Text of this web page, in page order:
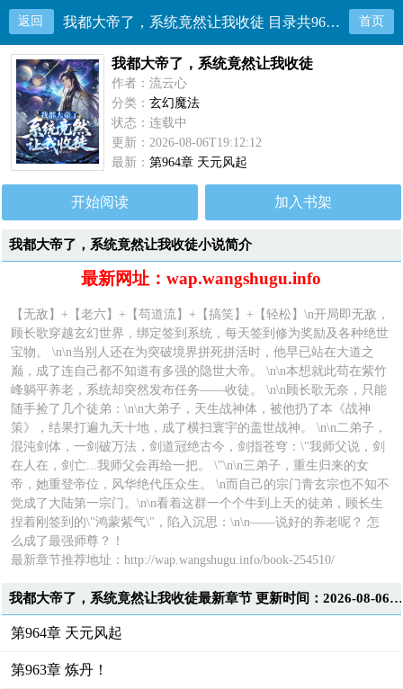
返回 我都大帝了，系统竟然让我收徒 目录共963章 首页
我都大帝了，系统竟然让我收徒
作者：流云心
分类：玄幻魔法
状态：连载中
更新：2026-08-06T19:12:12
最新：第964章 天元风起
开始阅读 加入书架
我都大帝了，系统竟然让我收徒小说简介
最新网址：wap.wangshugu.info
【无敌】+【老六】+【苟道流】+【搞笑】+【轻松】\n开局即无敌，
顾长歌穿越玄幻世界，绑定签到系统，每天签到修为奖励及各种绝世
宝物。 \n\n当别人还在为突破境界拼死拼活时，他早已站在大道之
巅，成了连自己都不知道有多强的隐世大帝。 \n\n本想就此苟在紫竹
峰躺平养老，系统却突然发布任务——收徒。 \n\n顾长歌无奈，只能
随手捡了几个徒弟：\n\n大弟子，天生战神体，被他扔了本《战神
策》，结果打遍九天十地，成了横扫寰宇的盖世战神。 \n\n二弟子，
混沌剑体，一剑破万法，剑道冠绝古今，剑指苍穹：\"我师父说，剑
在人在，剑亡...我师父会再给一把。 \"\n\n三弟子，重生归来的女
帝，她重登帝位，风华绝代压众生。 \n而自己的宗门青玄宗也不知不
觉成了大陆第一宗门。\n\n看着这群一个个牛到上天的徒弟，顾长生
捏着刚签到的\"鸿蒙紫气\"，陷入沉思：\n\n——说好的养老呢？ 怎
么成了最强师尊？！
最新章节推荐地址：http://wap.wangshugu.info/book-254510/
我都大帝了，系统竟然让我收徒最新章节 更新时间：2026-08-06T19:12:12
第964章 天元风起
第963章 炼丹！